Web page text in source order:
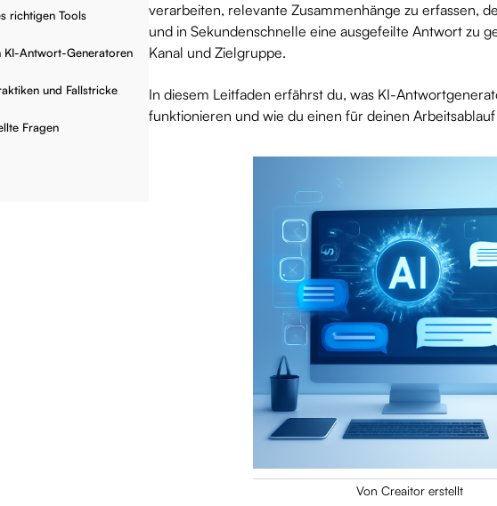
richtigen Tools
KI-Antwort-Generatoren
und Fallstricke
Fragen
verarbeiten, relevante Zusammenhänge zu erfassen,
und in Sekundenschnelle eine ausgefeilte Antwort zu
Kanal und Zielgruppe.
In diesem Leitfaden erfährst du, was KI-
funktionieren und wie du einen für deinen
Von Creaitor erstellt